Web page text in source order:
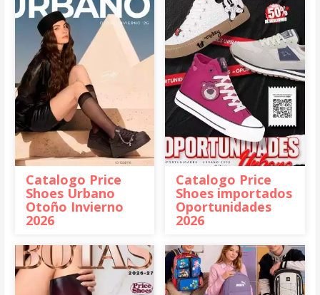
Catalogo Price
Shoes Urbano
Otoño Invierno
2026
Catalogo Price
Shoes importados
Oportunidades
2026